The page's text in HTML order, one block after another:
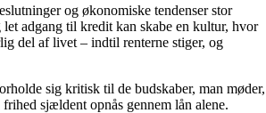
og økonomiske tendenser stor
adgang til kredit kan skabe en kultur, hvor
del af livet – indtil renterne stiger, og
sig kritisk til de budskaber, man møder,
sjældent opnås gennem lån alene.